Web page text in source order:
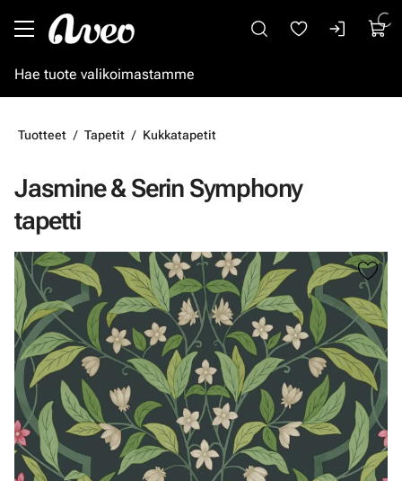
Tuotteet Tapetit Kukkatapetit
Jasmine & Serin Symphony
tapetti
Ohita kuvat